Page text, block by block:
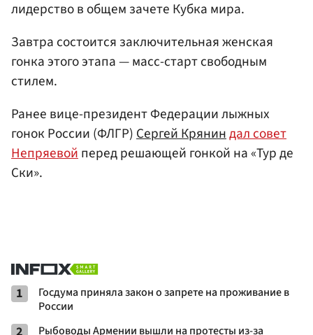
лидерство в общем зачете Кубка мира.
Завтра состоится заключительная женская
гонка этого этапа — масс-старт свободным
стилем.
Ранее вице-президент Федерации лыжных
гонок России (ФЛГР)Сергей Кряниндал совет
Непряевойперед решающей гонкой на «Тур де
Ски».
1
Госдума приняла закон о запрете на проживание в
России
Рыбоводы Армении вышли на протесты из-за